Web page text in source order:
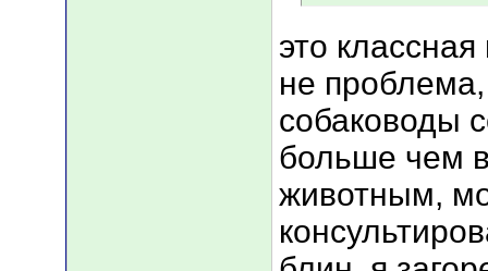
это
не
собаководы
больше чем
животным,